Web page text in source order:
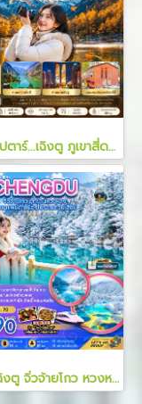
ทัวร์จีน ซุปตาร์...เฉิงตู ภูเขาสี่ดรุณี จิ่วจ้ายโกว Get a life !! 6 วัน 4 คืน
ทัวร์จีน เฉิงตู จิ่วจ้ายโกว หวงหลง หุบเขาแพนด้า เมืองโบราณก้วนเสี้ยน 6 วัน 5 คืน